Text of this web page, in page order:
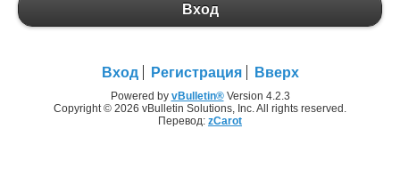
Вход
Вход Регистрация Вверх
Powered by vBulletin®Version 4.2.3
Copyright © 2026 vBulletin Solutions, Inc. All rights reserved.
Перевод: zCarot